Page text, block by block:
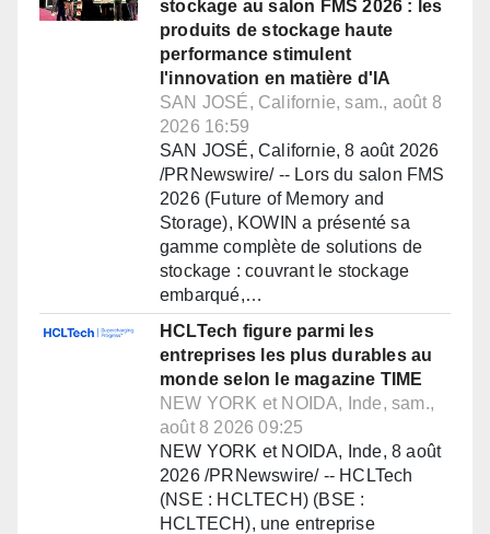
stockage au salon FMS 2026 : les
produits de stockage haute
performance stimulent
l'innovation en matière d'IA
SAN JOSÉ, Californie, sam., août 8
2026 16:59
SAN JOSÉ, Californie, 8 août 2026
/PRNewswire/ -- Lors du salon FMS
2026 (Future of Memory and
Storage), KOWIN a présenté sa
gamme complète de solutions de
stockage : couvrant le stockage
embarqué,…
HCLTech figure parmi les
entreprises les plus durables au
monde selon le magazine TIME
NEW YORK et NOIDA, Inde, sam.,
août 8 2026 09:25
NEW YORK et NOIDA, Inde, 8 août
2026 /PRNewswire/ -- HCLTech
(NSE : HCLTECH) (BSE :
HCLTECH), une entreprise